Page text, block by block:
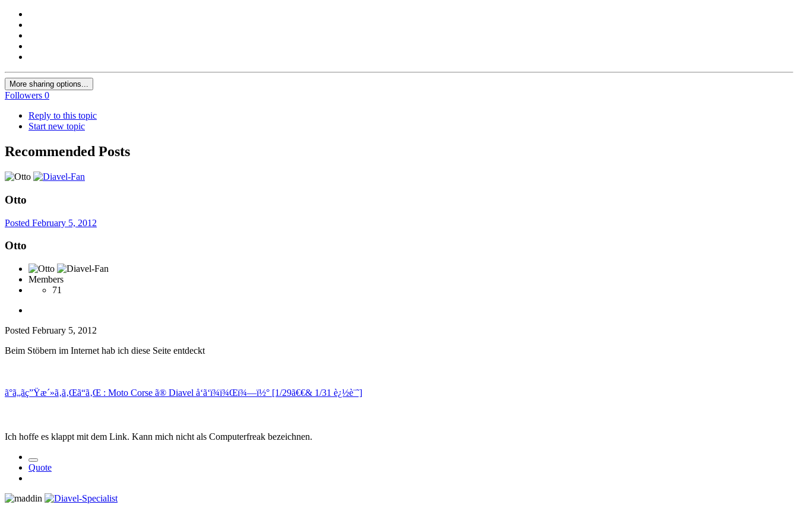
More sharing options...
Followers 0
Reply to this topic
Start new topic
Recommended Posts
Otto
Posted February 5, 2012
Otto
Members
71
Posted February 5, 2012
Beim Stöbern im Internet hab ich diese Seite entdeckt
ã°ã„ãç”Ÿæ´»ã‚ã‚Œã“ã‚Œ : Moto Corse ã® Diavel å‘ã‘ï¾ï¾Œï¾—ï½° [1/29ã€€& 1/31 è¿½è¨˜]
Ich hoffe es klappt mit dem Link. Kann mich nicht als Computerfreak bezeichnen.
Quote